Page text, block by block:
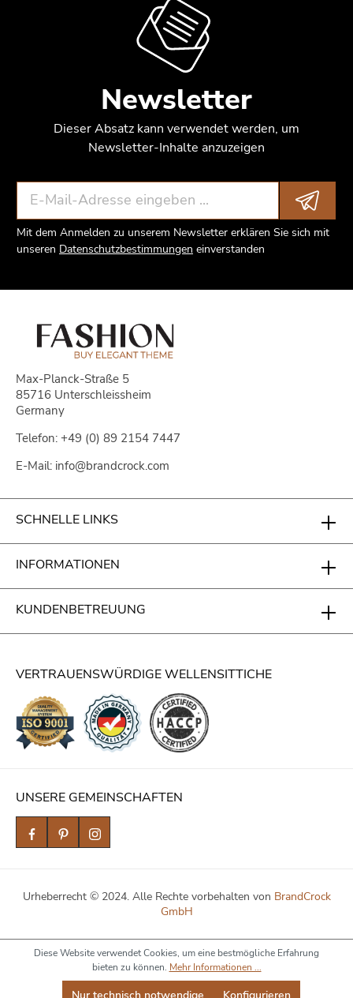
Newsletter
Dieser Absatz kann verwendet werden, um
Newsletter-Inhalte anzuzeigen
Mit dem Anmelden zu unserem Newsletter erklären Sie sich mit
unseren Datenschutzbestimmungen einverstanden
Max-Planck-Straße 5
85716 Unterschleissheim
Germany
Telefon: +49 (0) 89 2154 7447
E-Mail: info@brandcrock.com
SCHNELLE LINKS
INFORMATIONEN
KUNDENBETREUUNG
VERTRAUENSWÜRDIGE WELLENSITTICHE
UNSERE GEMEINSCHAFTEN
Urheberrecht © 2024. Alle Rechte vorbehalten von BrandCrock
GmbH
Diese Website verwendet Cookies, um eine bestmögliche Erfahrung
bieten zu können. Mehr Informationen ...